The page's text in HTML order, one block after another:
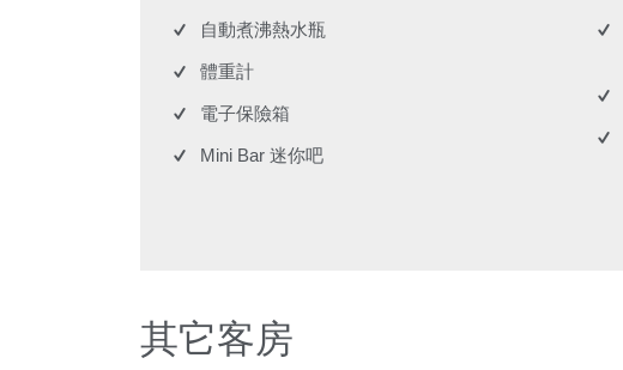
自動煮沸熱水瓶
體重計
電子保險箱
Mini Bar 迷你吧
其它客房